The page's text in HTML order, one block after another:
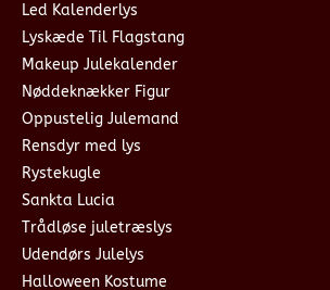
Led Kalenderlys
Lyskæde Til Flagstang
Makeup Julekalender
Nøddeknækker Figur
Oppustelig Julemand
Rensdyr med lys
Rystekugle
Sankta Lucia
Trådløse juletræslys
Udendørs Julelys
Halloween Kostume